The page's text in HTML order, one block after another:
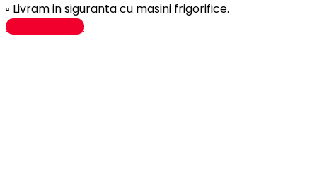
▫️ Livram in siguranta cu masini frigorifice.
Adaugă în coș